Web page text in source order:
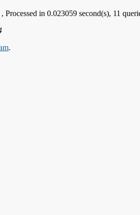
, Processed in 0.023059 second(s), 11
.